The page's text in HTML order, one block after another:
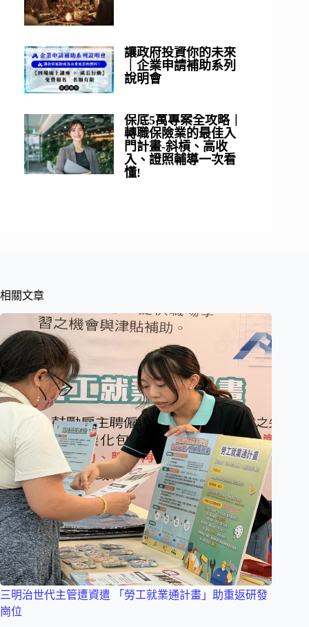
讓政府投資你的未來
｜企業申請補助系列
說明會
保底5萬專案全攻略｜
轉職保險業的最佳入
門計畫-斜槓、高收
入、證照輔導一次看
懂!
相關文章
三明治世代主管遭資遣 「勞工就業通計畫」助重返研發
崗位